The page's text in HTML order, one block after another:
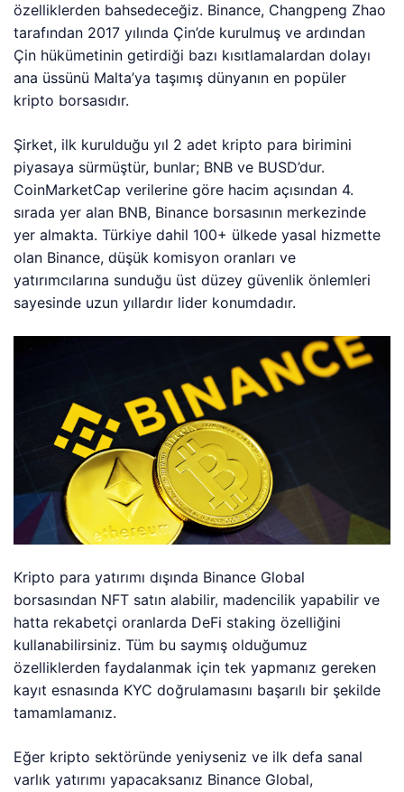
özelliklerden bahsedeceğiz. Binance, Changpeng Zhao
tarafından 2017 yılında Çin’de kurulmuş ve ardından
Çin hükümetinin getirdiği bazı kısıtlamalardan dolayı
ana üssünü Malta’ya taşımış dünyanın en popüler
kripto borsasıdır.
Şirket, ilk kurulduğu yıl 2 adet kripto para birimini
piyasaya sürmüştür, bunlar; BNB ve BUSD’dur.
CoinMarketCap verilerine göre hacim açısından 4.
sırada yer alan BNB, Binance borsasının merkezinde
yer almakta. Türkiye dahil 100+ ülkede yasal hizmette
olan Binance, düşük komisyon oranları ve
yatırımcılarına sunduğu üst düzey güvenlik önlemleri
sayesinde uzun yıllardır lider konumdadır.
Kripto para yatırımı dışında Binance Global
borsasından NFT satın alabilir, madencilik yapabilir ve
hatta rekabetçi oranlarda DeFi staking özelliğini
kullanabilirsiniz. Tüm bu saymış olduğumuz
özelliklerden faydalanmak için tek yapmanız gereken
kayıt esnasında KYC doğrulamasını başarılı bir şekilde
tamamlamanız.
Eğer kripto sektöründe yeniyseniz ve ilk defa sanal
varlık yatırımı yapacaksanız Binance Global,